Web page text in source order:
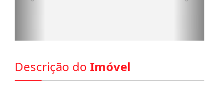
Descrição do Imóvel